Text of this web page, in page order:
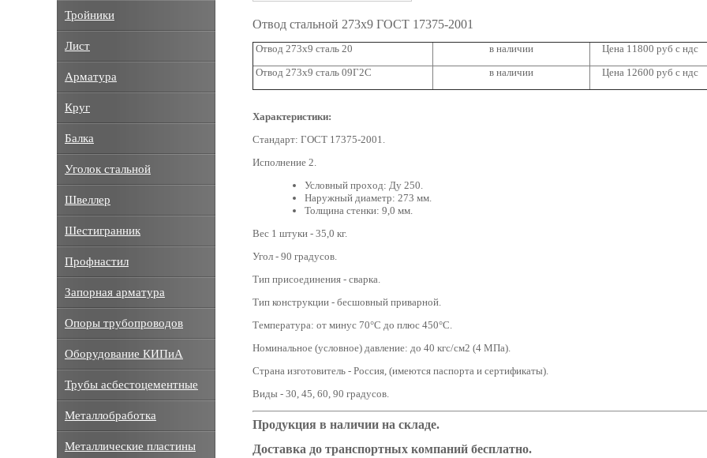
Отвод стальной 273х9 ГОСТ 17375-2001
Отвод 273х9 сталь 20 в наличии
Цена 11800 руб с ндс
Отвод 273х9 сталь 09Г2С
в наличии Цена 12600 руб с ндс
Характеристики:
Стандарт: ГОСТ 17375-2001.
Исполнение 2.
Условный проход: Ду 250.
Наружный диаметр: 273 мм.
Толщина стенки: 9,0 мм.
Вес 1 штуки - 35,0 кг.
Угол - 90 градусов.
Тип присоединения - сварка.
Тип конструкции - бесшовный приварной.
Температура: от минус 70°С до плюс 450°С.
Номинальное (условное) давление: до 40 кгс/см2 (4 МПа).
Страна изготовитель - Россия, (имеются паспорта и сертификаты).
Виды - 30, 45, 60, 90 градусов.
Продукция в наличии на складе.
Доставка до транспортных компаний бесплатно.
Тройники
Лист
Арматура
Круг
Балка
Уголок стальной
Швеллер
Шестигранник
Профнастил
Запорная арматура
Опоры трубопроводов
Оборудование КИПиА
Трубы асбестоцементные
Металлобработка
Металлические пластины